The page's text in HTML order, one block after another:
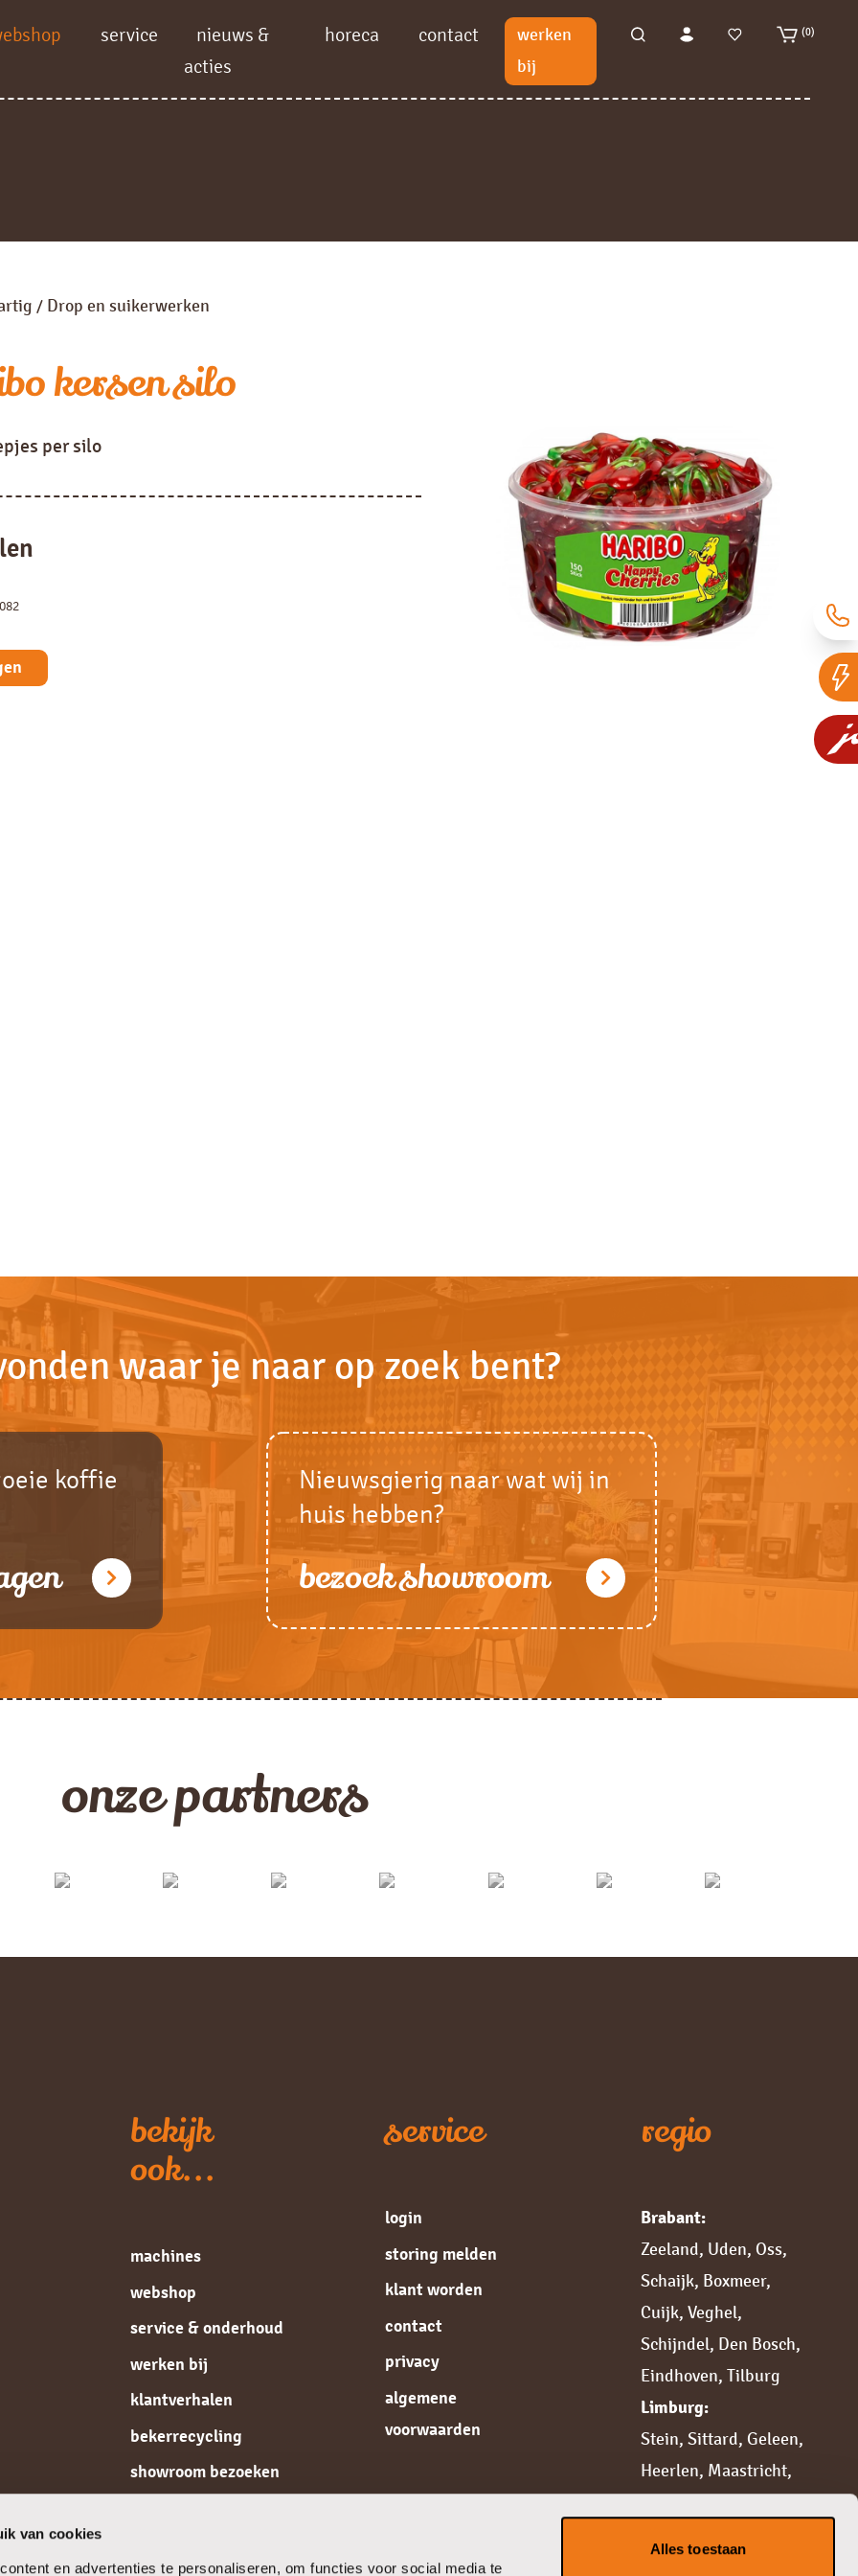
van cookies
en advertenties te personaliseren, om functies voor social media te
Alles toestaan
service
nieuws &
acties
horeca contact
werken
bij
(0)
/ Drop en suikerwerken
kersen silo
per silo
waar je naar op zoek bent?
koffie
Nieuwsgierig naar wat wij in
huis hebben?
bezoek showroom
onze partners
bekijk
ook...
machines
webshop
service & onderhoud
werken bij
klantverhalen
bekerrecycling
showroom bezoeken
service
login
storing melden
klant worden
contact
privacy
algemene
voorwaarden
regio
Brabant:
Zeeland, Uden, Oss,
Schaijk, Boxmeer,
Cuijk, Veghel,
Schijndel, Den Bosch,
Eindhoven,Tilburg
Limburg:
Stein,Sittard, Geleen,
Heerlen, Maastricht,